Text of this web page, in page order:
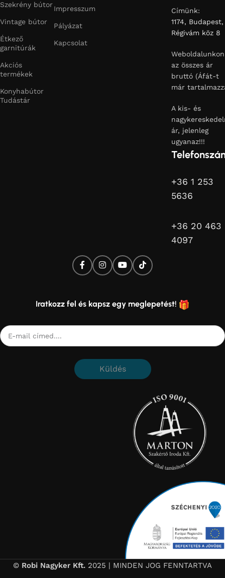
Szekrény bútor
Vintage bútor
Étkező
garnitúrák
Akciós
termékek
Konyhabútor
Tudástár
Impresszum
Pályázat
Kapcsolat
Címünk:
1174, Budapest,
Régivám köz 8
Weboldalunkon
az összes ár
bruttó (Áfát-t
már
A kis- és
ár, jelenleg
ugyanaz!!!
+36 1 253
5636
+36 20 463
4097
Iratkozz fel és kapsz egy meglepetést!
Küldés
© Robi Nagyker Kft. 2025 | MINDEN JOG FENNTARTVA